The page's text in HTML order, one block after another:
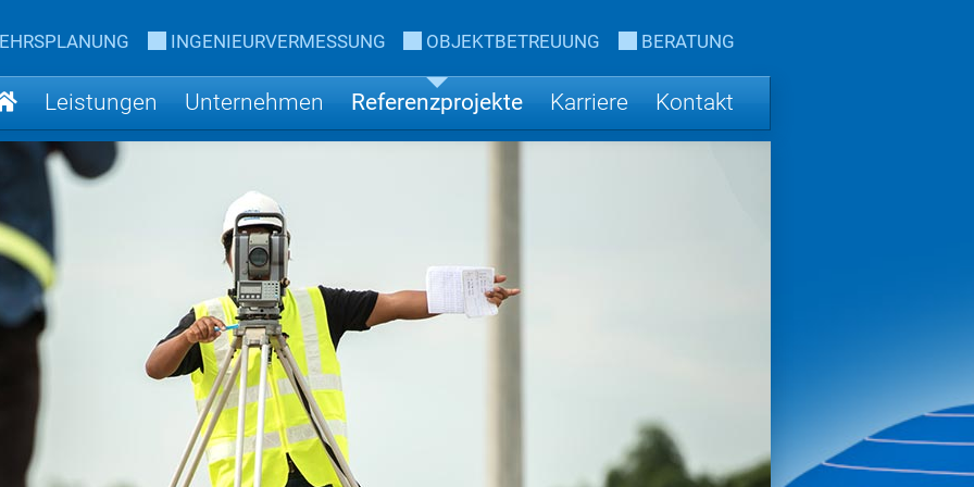
INGENIEURVERMESSUNG OBJEKTBETREUUNG BERATUNG
Leistungen Unternehmen Referenzprojekte Karriere Kontakt